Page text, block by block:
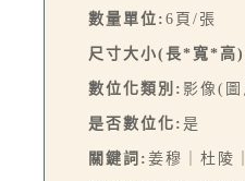
數量單位: 6頁/張
尺寸大小(長*寬*高
數位化類別: 影像(圖
是否數位化: 是
關鍵詞: 姜穆｜杜陵